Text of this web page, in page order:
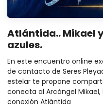
Atlántida.. Mikael
azules.
En este encuentro online
de contacto de Seres
estelar te propone
conecta al Arcángel Mikael,
conexión Atlántida